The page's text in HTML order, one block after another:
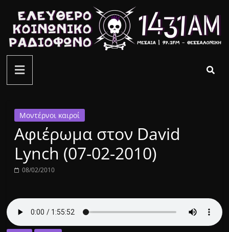
περιεχόμενο
ελεύθερο
κοινωνικό
ραδιόφωνο
1431AM
Μοντέρνοι καιροί
Αφιέρωμα στον David
Lynch (07-02-2010)
08/02/2010